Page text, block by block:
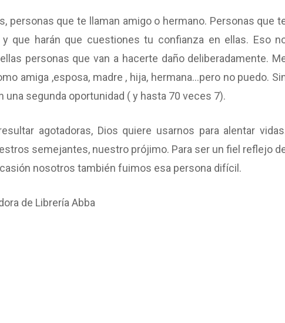
personas que te llaman amigo o hermano. Personas que
que harán que cuestiones tu confianza en ellas. Eso
personas que van a hacerte daño deliberadamente.
amiga ,esposa, madre , hija, hermana…pero no puedo.
segunda oportunidad ( y hasta 70 veces 7).
agotadoras, Dios quiere usarnos para alentar
semejantes, nuestro prójimo. Para ser un fiel reflejo
nosotros también fuimos esa persona difícil.
de Librería Abba